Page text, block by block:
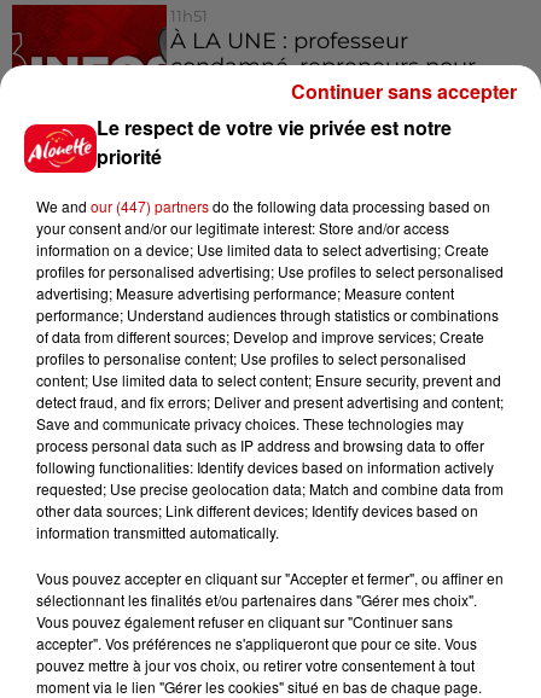
11h51
À LA UNE : professeur
condamné, repreneurs pour
Duralex et la...
Jeux Voir plus
Gagnez vos places pour le
Festival du Roi Arthur 2026 !
Gagnez vos entrées pour le
Musée du Sport Automobile au
Mans !
Alouette vous invite à
Futuroscope Xperiences !
Le respect de votre vie privée est notre
priorité
We and our (447) partnersdo the following data processing based on
your consent and/or our legitimate interest: Store and/or access
information on a device; Use limited data to select advertising; Create
profiles for personalised advertising; Use profiles to select personalised
advertising; Measure advertising performance; Measure content
performance; Understand audiences through statistics or combinations
of data from different sources; Develop and improve services; Create
profiles to personalise content; Use profiles to select personalised
content; Use limited data to select content; Ensure security, prevent and
detect fraud, and fix errors; Deliver and present advertising and content;
Save and communicate privacy choices. These technologies may
process personal data such as IP address and browsing data to offer
following functionalities: Identify devices based on information actively
requested; Use precise geolocation data; Match and combine data from
other data sources; Link different devices; Identify devices based on
information transmitted automatically.
Vous pouvez accepter en cliquant sur "Accepter et fermer", ou affiner en
sélectionnant les finalités et/ou partenaires dans "Gérer mes choix".
Vous pouvez également refuser en cliquant sur "Continuer sans
accepter". Vos préférences ne s'appliqueront que pour ce site. Vous
pouvez mettre à jour vos choix, ou retirer votre consentement à tout
moment via le lien "Gérer les cookies" situé en bas de chaque page.
Continuer sans accepter